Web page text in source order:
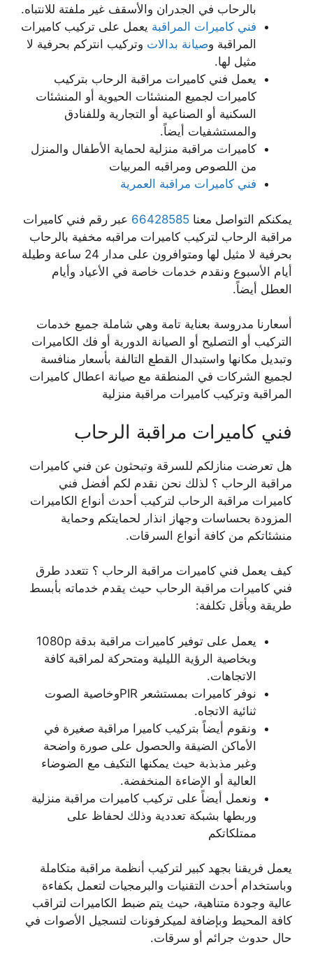
بالرحاب في الجدران والأسقف غير ملفتة للانتباه.
فني كاميرات المراقبة يعمل على تركيب كاميرات
المراقبة وصيانة بدالات وتركيب انتركم بحرفية لا
مثيل لها.
يعمل فني كاميرات مراقبة الرحاب بتركيب
كاميرات لجميع المنشئات الحيوية أو المنشئات
السكنية أو الصناعية أو التجارية وللفنادق
والمستشفيات أيضاً.
كاميرات مراقبة منزلية لحماية الأطفال والمنزل
من اللصوص ومراقبه المربيات
فني كاميرات مراقبة العمرية
يمكنكم التواصل معنا 66428585 عبر رقم فني كاميرات
مراقبة الرحاب لتركيب كاميرات مراقبه مخفية بالرحاب
بحرفية لا مثيل لها ومتوافرون على مدار 24 ساعة وطيلة
أيام الأسبوع ونقدم خدمات خاصة في الأعياد وأيام
العطل أيضاً.
أسعارنا مدروسة بعناية تامة وهي شاملة جميع خدمات
التركيب أو التصليح أو الصيانة الدورية أو فك الكاميرات
وتبديل مكانها واستبدال القطع التالفة بأسعار منافسة
لجميع الشركات في المنطقة مع صيانة اعطال كاميرات
المراقبة وتركيب كاميرات مراقبة منزلية
فني كاميرات مراقبة الرحاب
هل تعرضت منازلكم للسرقة وتبحثون عن فني كاميرات
مراقبة الرحاب ؟ لذلك نحن نقدم لكم أفضل فني
كاميرات مراقبة الرحاب لتركيب أحدث أنواع الكاميرات
المزودة بحساسات وجهاز انذار لحمايتكم وحماية
منشئاتكم من كافة أنواع السرقات.
كيف يعمل فني كاميرات مراقبة الرحاب ؟ تتعدد طرق
فني كاميرات مراقبة الرحاب حيث يقدم خدماته بأبسط
طريقة وبأقل تكلفة:
يعمل على توفير كاميرات مراقبة بدقة 1080p
وبخاصية الرؤية الليلية ومتحركة لمراقبة كافة
الاتجاهات.
نوفر كاميرات بمستشعر PIRوخاصية الصوت
ثنائية الاتجاه.
ونقوم أيضاً بتركيب كاميرا مراقبة صغيرة في
الأماكن الضيقة والحصول على صورة واضحة
وغبر مذبذبة حيث يمكنها التكيف مع الضوضاء
العالية أو الإضاءة المنخفضة.
ونعمل أيضاً على تركيب كاميرات مراقبة منزلية
وربطها بشبكة تعددية وذلك لحفاظ على
ممتلكاتكم
يعمل فريقنا بجهد كبير لتركيب أنظمة مراقبة متكاملة
وباستخدام أحدث التقنيات والبرمجيات لتعمل بكفاءة
عالية وجودة متناهية، حيث يتم ضبط الكاميرات لتراقب
كافة المحيط وبإضافة لميكرفونات لتسجيل الأصوات في
حال حدوث جرائم أو سرقات.